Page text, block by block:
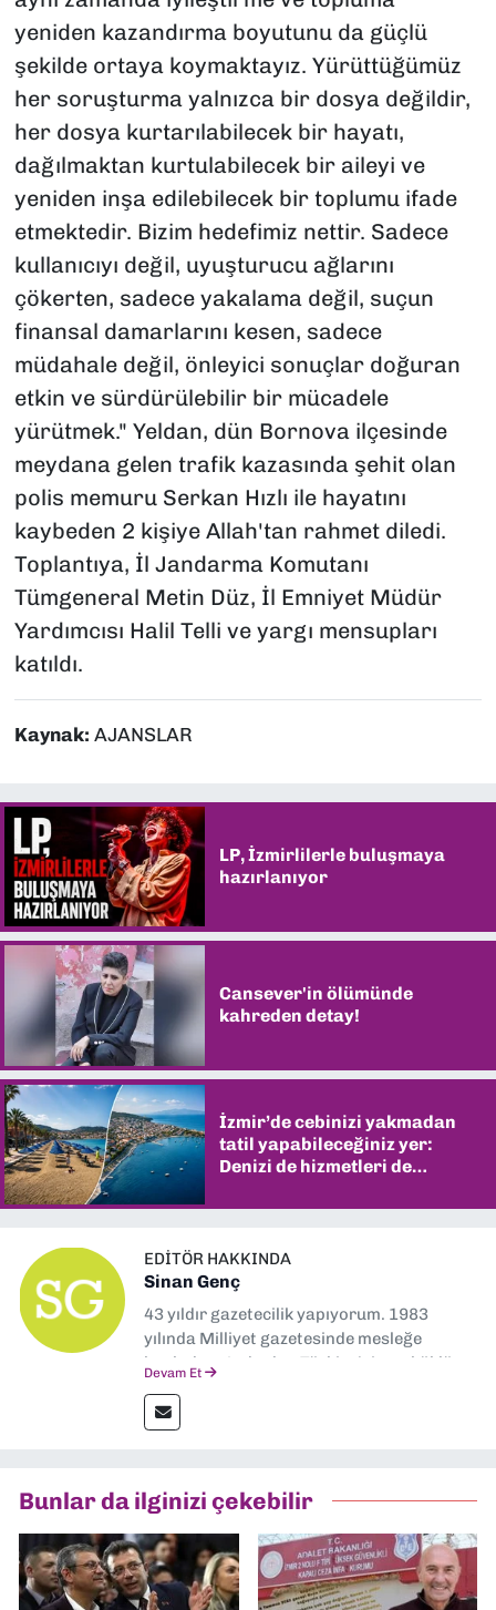
yeniden kazandırma boyutunu da güçlü
şekilde ortaya koymaktayız. Yürüttüğümüz
her soruşturma yalnızca bir dosya değildir,
her dosya kurtarılabilecek bir hayatı,
dağılmaktan kurtulabilecek bir aileyi ve
yeniden inşa edilebilecek bir toplumu ifade
etmektedir. Bizim hedefimiz nettir. Sadece
kullanıcıyı değil, uyuşturucu ağlarını
çökerten, sadece yakalama değil, suçun
finansal damarlarını kesen, sadece
müdahale değil, önleyici sonuçlar doğuran
etkin ve sürdürülebilir bir mücadele
yürütmek." Yeldan, dün Bornova ilçesinde
meydana gelen trafik kazasında şehit olan
polis memuru Serkan Hızlı ile hayatını
kaybeden 2 kişiye Allah'tan rahmet diledi.
Toplantıya, İl Jandarma Komutanı
Tümgeneral Metin Düz, İl Emniyet Müdür
Yardımcısı Halil Telli ve yargı mensupları
katıldı.
Kaynak: AJANSLAR
LP, İzmirlilerle buluşmaya
hazırlanıyor
Cansever'in ölümünde
kahreden detay!
İzmir’de cebinizi yakmadan
tatil yapabileceğiniz yer:
Denizi de hizmetleri de
EDITÖR HAKKINDA
Sinan Genç
43 yıldır gazetecilik yapıyorum. 1983
yılında Milliyet gazetesinde mesleğe
başladım. Ardından Türkiye’nin en köklü
muhabir, editör, müdür yardımcısı ve spor
müdürü olarak görev yaptım. Ayrıca Yeni
Gazetesi'nde editörlük yapıyorum
Devam Et
Bunlar da ilginizi çekebilir